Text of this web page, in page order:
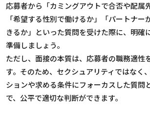
応募者から「カミングアウトで合否や配属
「希望する性別で働けるか」「パートナー
きるか」といった質問を受けた際に、明確
準備しましょう。
ただし、面接の本質は、応募者の職務適性
す。そのため、セクシュアリティではなく
ションや求める条件にフォーカスした質問
で、公平で適切な判断ができます。